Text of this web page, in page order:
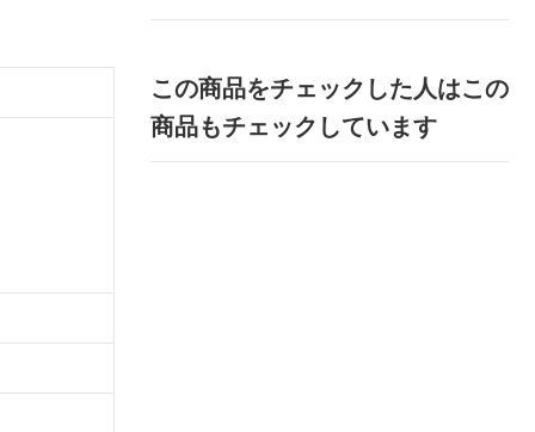
この商品をチェックした人はこの
商品もチェックしています